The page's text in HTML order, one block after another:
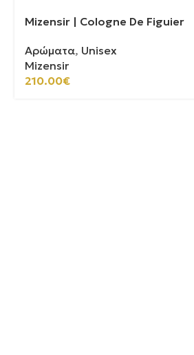
Mizensir | Cologne De Figuier
Αρώματα, Unisex
Mizensir
210.00€